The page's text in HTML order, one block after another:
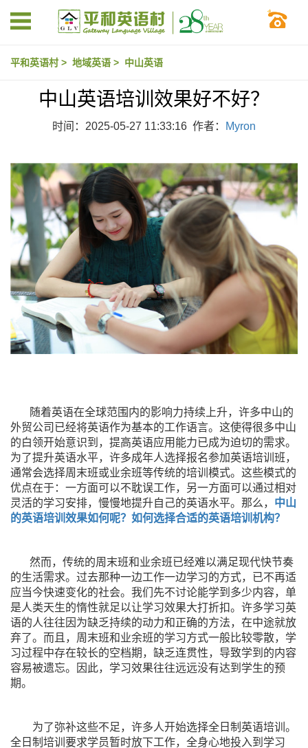
平和英语村 > 地域英语 > 中山英语
中山英语培训效果好不好？
时间：2025-05-27 11:33:16 作者： Myron
随着英语在全球范围内的影响力持续上升，许多中山的
外贸公司已经将英语作为基本的工作语言。这使得很多中山
的白领开始意识到，提高英语应用能力已成为迫切的需求。
为了提升英语水平，许多成年人选择报名参加英语培训班，
通常会选择周末班或业余班等传统的培训模式。这些模式的
优点在于：一方面可以不耽误工作，另一方面可以通过相对
灵活的学习安排，慢慢地提升自己的英语水平。那么， 中山
的英语培训效果如何呢？ 如何选择合适的英语培训机构？
然而，传统的周末班和业余班已经难以满足现代快节奏
的生活需求。过去那种一边工作一边学习的方式，已不再适
应当今快速变化的社会。我们先不讨论能学到多少内容，单
是人类天生的惰性就足以让学习效果大打折扣。许多学习英
语的人往往因为缺乏持续的动力和正确的方法，在中途就放
弃了。而且，周末班和业余班的学习方式一般比较零散，学
习过程中存在较长的空档期，缺乏连贯性，导致学到的内容
容易被遗忘。因此，学习效果往往远远没有达到学生的预
期。
为了弥补这些不足，许多人开始选择全日制英语培训。
全日制培训要求学员暂时放下工作，全身心地投入到学习